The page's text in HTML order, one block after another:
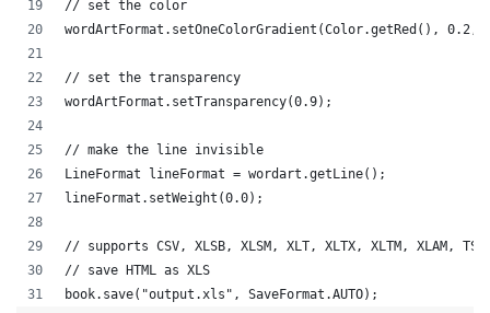
// set the color
wordArtFormat.setOneColorGradient(Color.getRed(), 0.2,
// set the transparency
wordArtFormat.setTransparency(0.9);
// make the line invisible
LineFormat lineFormat = wordart.getLine();
lineFormat.setWeight(0.0);
// supports CSV, XLSB, XLSM, XLT, XLTX, XLTM, XLAM,
// save HTML as XLS
book.save("output.xls", SaveFormat.AUTO);